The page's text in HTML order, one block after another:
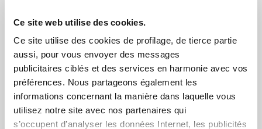
Ce site web utilise des cookies.
Ce site utilise des cookies de profilage, de tierce partie
aussi, pour vous envoyer des messages
publicitaires ciblés et des services en harmonie avec vos
préférences. Nous partageons également les
informations concernant la manière dans laquelle vous
utilisez notre site avec nos partenaires qui
s’occupent d’analyser les données Internet, les publicités
Grès cérame
Taille
45x90 cm
Surfaces
Structured R11